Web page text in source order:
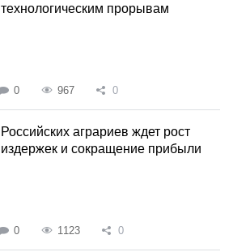
технологическим прорывам
0 967 0
Российских аграриев ждет рост
издержек и сокращение прибыли
0 1123 0